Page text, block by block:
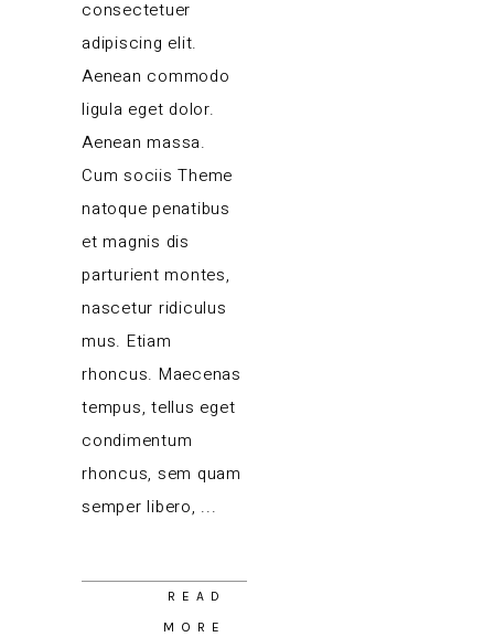
consectetuer
adipiscing elit.
Aenean commodo
ligula eget dolor.
Aenean massa.
Cum sociis Theme
natoque penatibus
et magnis dis
parturient montes,
nascetur ridiculus
mus. Etiam
rhoncus. Maecenas
tempus, tellus eget
condimentum
rhoncus, sem quam
semper libero,
READ
MORE